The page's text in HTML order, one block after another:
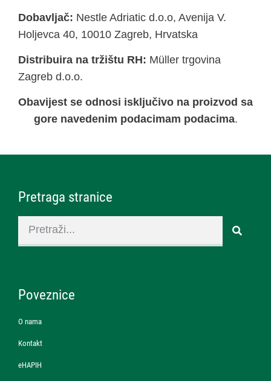
Dobavljač: Nestle Adriatic d.o.o, Avenija V.
Holjevca 40, 10010 Zagreb, Hrvatska
Distribuira na tržištu RH: Müller trgovina
Zagreb d.o.o.
Obavijest se odnosi isključivo na proizvod sa
gore navedenim podacimam podacima.
Pretraga stranice
Poveznice
O nama
Kontakt
eHAPIH